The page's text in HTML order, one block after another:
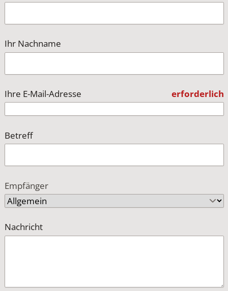
Ihr Nachname
Ihre E-Mail-Adresse erforderlich
Betreff
Empfänger
Nachricht